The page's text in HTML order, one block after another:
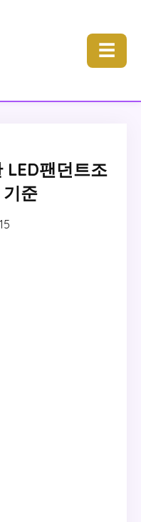
☰
LED팬던트조
준